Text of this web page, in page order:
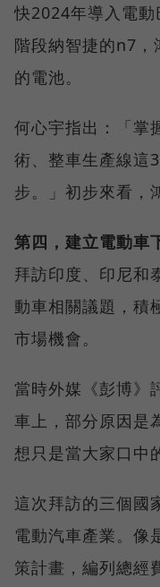
快2024年導入電
階段納智捷的n7，
的電池。
何心宇指出：「掌
術、整車生產線這
步。」初步來看，
第四，建立電動車
拜訪印度、印尼和
動車相關議題，積
市場機會。
當時外媒《彭博》
車上，部分原因是
想只是當大家口中
這次拜訪的三個國
電動汽車產業。像
策計畫，編列總經